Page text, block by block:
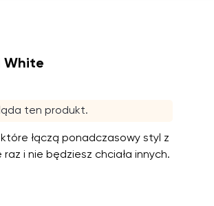
White
ten produkt.
łączą ponadczasowy styl z
i nie będziesz chciała innych.